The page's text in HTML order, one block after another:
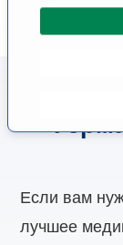
я
Если вам
лучшее